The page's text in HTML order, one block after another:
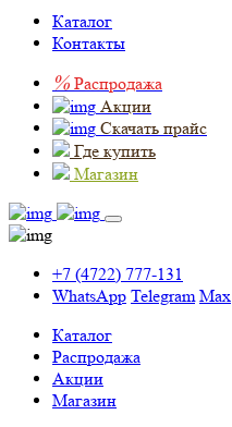
Каталог
Контакты
% Распродажа
Акции
Скачать прайс
Где купить
Магазин
+7 (4722) 777-131
WhatsApp Telegram Max
Каталог
Распродажа
Акции
Магазин